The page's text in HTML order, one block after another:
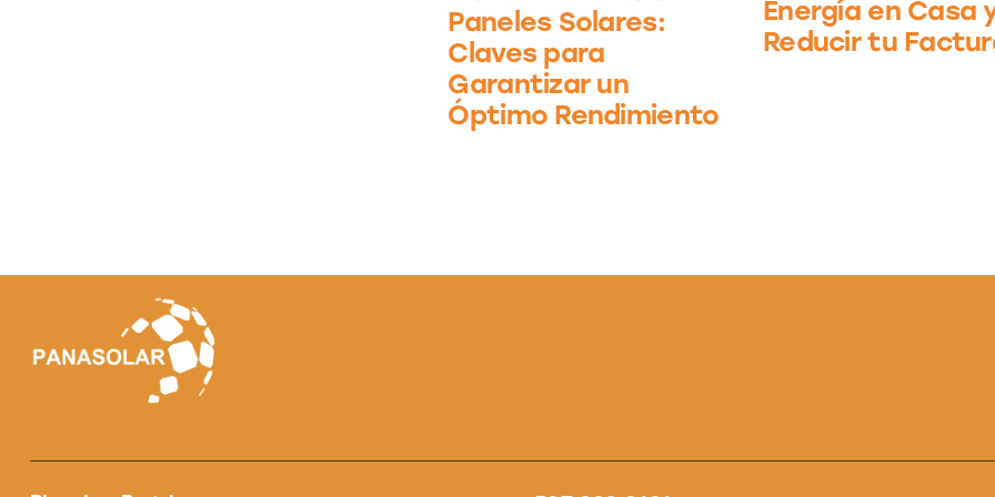
Paneles Solares:
Claves para
Garantizar un
Óptimo Rendimiento
Energía en Casa
Reducir tu